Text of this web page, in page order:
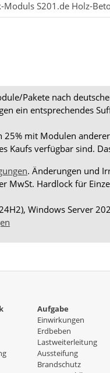
S201.de Holz-
Pakete nach
ein entsprechendes
mit Modulen
verfügbar sind.
. Änderungen und
MwSt. Hardlock für
Windows Server
Aufgabe
Einwirkungen
Erdbeben
Lastweiterleitung
Aussteifung
Brandschutz